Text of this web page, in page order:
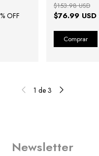
% OFF $76.99 USD
$153.98 USD
1 de 3
Newsletter